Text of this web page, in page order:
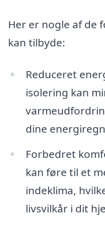
Her er nogle af de
kan tilbyde:
Reduceret
isolering kan
dine
Forbedret
kan føre til et
indeklima,
livsvilkår i dit